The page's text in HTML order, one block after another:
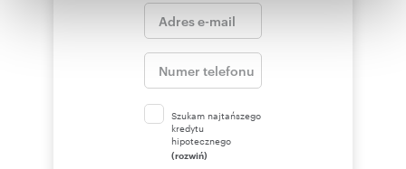
otrzymanymi od Ciebie lub uzyskanymi podczas
korzystania z ich usług.
Szukam najtańszego
kredytu
hipotecznego
(rozwiń)